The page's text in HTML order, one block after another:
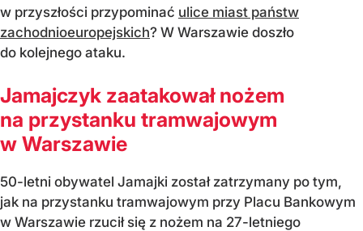
w przyszłości przypominać ulice miast państw
zachodnioeuropejskich? W Warszawie doszło
do kolejnego ataku.
Jamajczyk zaatakował nożem
na przystanku tramwajowym
w Warszawie
50-letni obywatel Jamajki został zatrzymany po tym,
jak na przystanku tramwajowym przy Placu Bankowym
w Warszawie rzucił się z nożem na 27-letniego